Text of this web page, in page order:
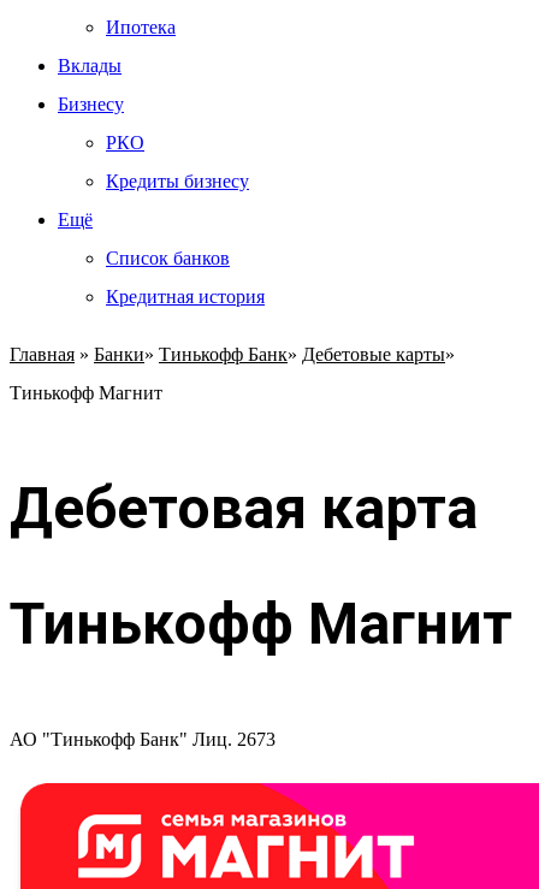
Ипотека
Вклады
Бизнесу
РКО
Кредиты бизнесу
Ещё
Список банков
Кредитная история
Главная » Банки» Тинькофф Банк» Дебетовые карты»
Тинькофф Магнит
Дебетовая карта
Тинькофф Магнит
АО "Тинькофф Банк" Лиц. 2673